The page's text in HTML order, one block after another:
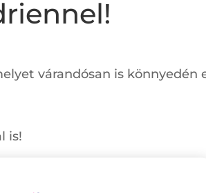
várandósan is könnyedén
is!